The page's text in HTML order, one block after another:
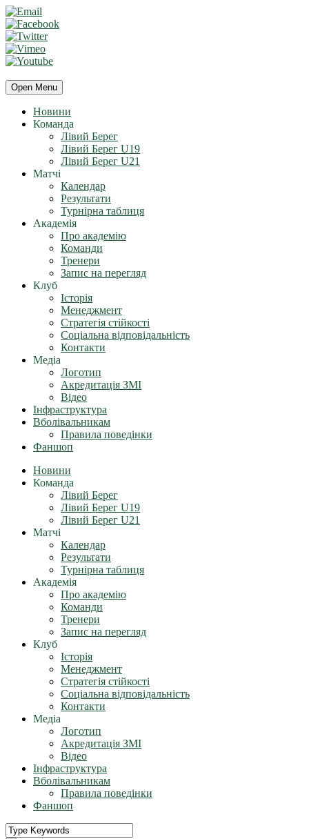
Open Menu
Новини
Команда
Лівий Берег
Лівий Берег U19
Лівий Берег U21
Матчі
Календар
Результати
Турнірна таблиця
Академія
Про академію
Команди
Тренери
Запис на перегляд
Клуб
Історія
Менеджмент
Стратегія стійкості
Соціальна відповідальність
Контакти
Медіа
Логотип
Акредитація ЗМІ
Відео
Інфраструктура
Вболівальникам
Правила поведінки
Фаншоп
Новини
Команда
Лівий Берег
Лівий Берег U19
Лівий Берег U21
Матчі
Календар
Результати
Турнірна таблиця
Академія
Про академію
Команди
Тренери
Запис на перегляд
Клуб
Історія
Менеджмент
Стратегія стійкості
Соціальна відповідальність
Контакти
Медіа
Логотип
Акредитація ЗМІ
Відео
Інфраструктура
Вболівальникам
Правила поведінки
Фаншоп